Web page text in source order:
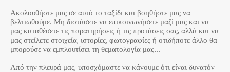
Ακολουθήστε μας σε αυτό το ταξίδι και βοηθήστε μας να
βελτιωθούμε. Μη διστάσετε να επικοινωνήσετε μαζί μας και να
μας καταθέσετε τις παρατηρήσεις ή τις προτάσεις σας, αλλά και να
μας στείλετε στοιχεία, ιστορίες, φωτογραφίες ή οτιδήποτε άλλο θα
μπορούσε να εμπλουτίσει τη θεματολογία μας…
Από την πλευρά μας, υποσχόμαστε να κάνουμε ότι είναι δυνατόν